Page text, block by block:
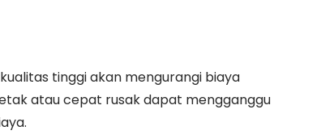
tinggi akan mengurangi biaya
atau cepat rusak dapat mengganggu